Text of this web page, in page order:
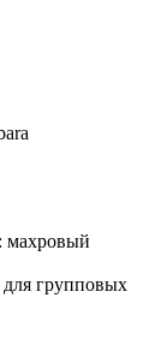
махровый
групповых